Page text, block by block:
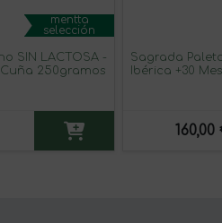
mentta
selección
-
250gramos
Sagrada
Ibérica +30
160,00